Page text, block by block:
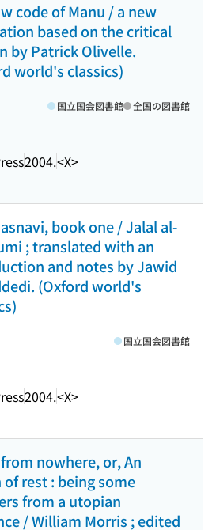
code of Manu / a new
based on the critical
by Patrick Olivelle.
world's classics)
2004.<X>
国立国会図書館 全国の図書館
book one / Jalal al-
; translated with an
and notes by Jawid
(Oxford world's
2004.<X>
国立国会図書館
nowhere, or, An
of rest : being some
from a utopian
/ William Morris ; edited